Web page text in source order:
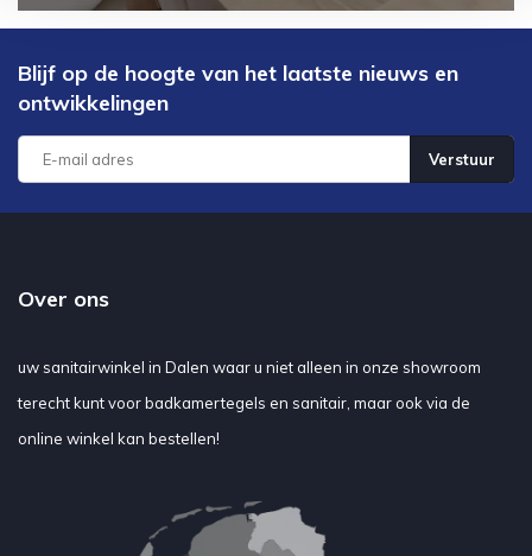
Blijf op de hoogte van het laatste nieuws en
ontwikkelingen
Verstuur
Over ons
uw sanitairwinkel in Dalen waar u niet alleen in onze showroom
terecht kunt voor badkamertegels en sanitair, maar ook via de
online winkel kan bestellen!